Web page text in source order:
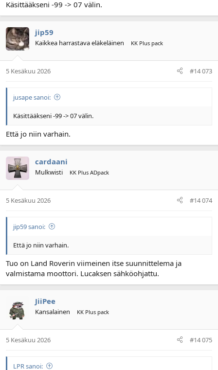
Käsittääkseni -99 -> 07 välin.
jip59
Kaikkea harrastava eläkeläinen KK Plus pack
5 Kesäkuu 2026 #14 073
jusape sanoi:
Käsittääkseni -99 -> 07 välin.
Että jo niin varhain.
cardaani
Mulkwisti KK Plus ADpack
5 Kesäkuu 2026 #14 074
jip59 sanoi:
Että jo niin varhain.
Tuo on Land Roverin viimeinen itse suunnittelema ja
valmistama moottori. Lucaksen sähköohjattu.
JiiPee
Kansalainen KK Plus pack
5 Kesäkuu 2026 #14 075
LPR sanoi: